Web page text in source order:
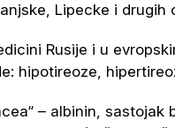
Lipecke i drugih
Rusije i u
hipotireoze,
– al­binin,